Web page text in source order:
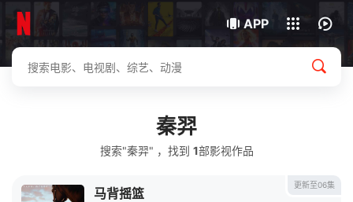
APP
下载客户端
我的观影记录
秦羿
搜索"秦羿" ，找到 1部影视作品
更新至06集
马背摇篮